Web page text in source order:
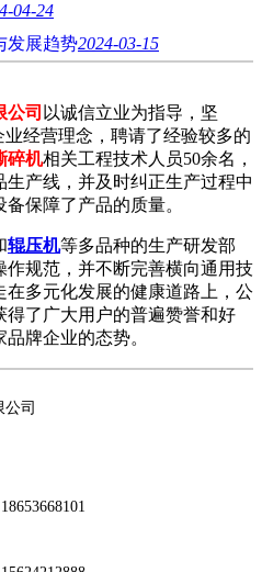
04-24
发展趋势2024-03-15
公司 以诚信立业为指导，坚
经营理念，聘请了经验较多的
碎机相关工程技术人员50余名，
生产线，并及时纠正生产过程中
保障了产品的质量。
辊压机等多品种的生产研发部
规范，并不断完善横向通用技
多元化发展的健康道路上，公
得了广大用户的普遍赞誉和好
牌企业的态势。
司